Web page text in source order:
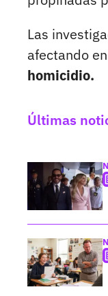
Las
afectando
homicidio.
Últimas